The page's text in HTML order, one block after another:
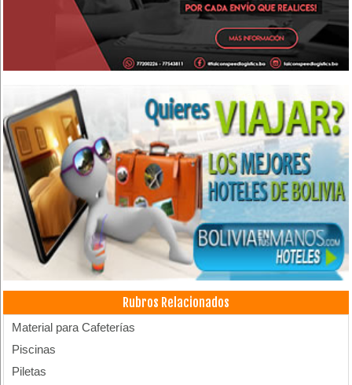
Rubros Relacionados
Material para Cafeterías
Piscinas
Piletas